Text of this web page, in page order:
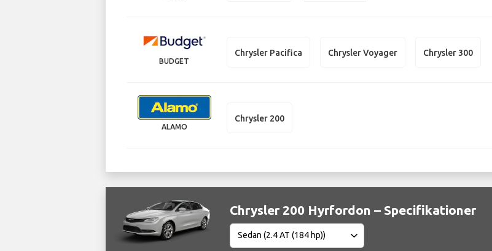
BUDGET
Chrysler Pacifica Chrysler Voyager Chrysler 300
ALAMO
Chrysler 200
Chrysler 200 Hyrfordon – Specifikationer